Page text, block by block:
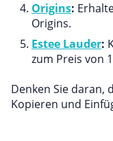
Origins:
Origins.
Estee Lauder:
zum Preis von
Denken Sie daran,
Kopieren und